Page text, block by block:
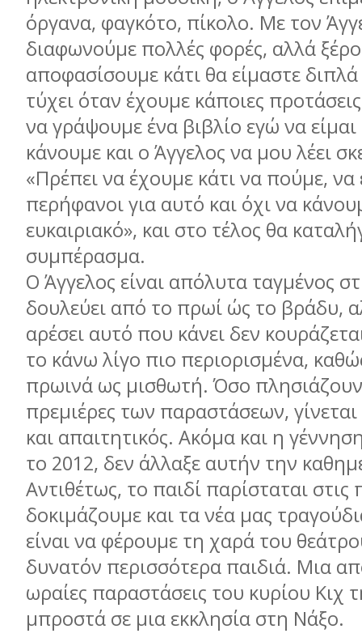
όργανα, φαγκότο, πίκολο. Με τον
διαφωνούµε πολλές φορές, αλλά
αποφασίσουµε κάτι θα είµαστε διπλά
τύχει όταν έχουµε κάποιες
να γράψουµε ένα βιβλίο εγώ να
κάνουµε και ο Άγγελος να µου λέει
«Πρέπει να έχουµε κάτι να πούµε, να
περήφανοι για αυτό και όχι να
ευκαιριακό», και στο τέλος θα
συµπέρασµα.
Ο Άγγελος είναι απόλυτα ταγµένος
δουλεύει από το πρωί ώς το βράδυ,
αρέσει αυτό που κάνει δεν
το κάνω λίγο πιο περιορισµένα,
πρωινά ως µισθωτή. Όσο
πρεµιέρες των παραστάσεων,
και απαιτητικός. Ακόµα και η
το 2012, δεν άλλαξε αυτήν την
Αντιθέτως, το παιδί παρίσταται
δοκιµάζουµε και τα νέα µας
είναι να φέρουµε τη χαρά του
δυνατόν περισσότερα παιδιά. Μια
ωραίες παραστάσεις του κυρίου Κιχ
µπροστά σε µια εκκλησία στη Νάξο.